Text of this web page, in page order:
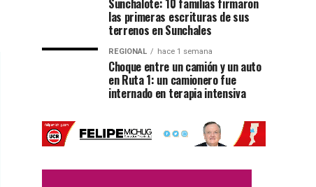
Sunchalote: 10 familias firmaron
las primeras escrituras de sus
terrenos en Sunchales
REGIONAL hace 1 semana
Choque entre un camión y un auto
en Ruta 1: un camionero fue
internado en terapia intensiva